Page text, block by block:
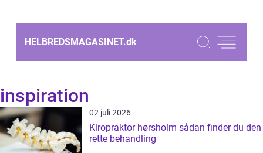
HELBREDSMAGASINET.dk
inspiration
02 juli 2026
Kiropraktor hørsholm sådan finder du den
rette behandling